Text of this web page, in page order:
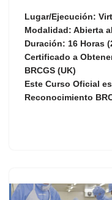
Lugar/Ejecución:
Modalidad: Abierta
Duración: 16 Horas
Certificado a
BRCGS (UK)
Este Curso Oficial
Reconocimiento